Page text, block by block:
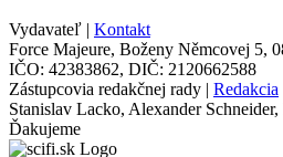
Vydavateľ | Kontakt
Force Majeure, Boženy Němcovej 5,
IČO: 42383862, DIČ: 2120662588
Zástupcovia redakčnej rady | Redakcia
Stanislav Lacko, Alexander
Ďakujeme